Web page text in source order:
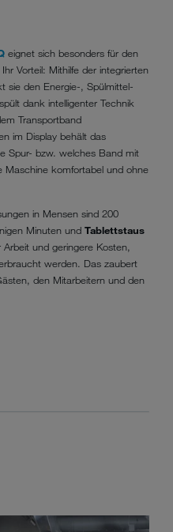
eignet sich besonders für den
Vorteil: Mithilfe der integrierten
sie den Energie-, Spülmittel-
dank intelligenter Technik
Transportband
im Display behält das
Spur- bzw. welches Band mit
Maschine komfortabel und ohne
in Mensen sind 200
Minuten und Tablettstaus
und geringere Kosten,
werden. Das zaubert
den Mitarbeitern und den